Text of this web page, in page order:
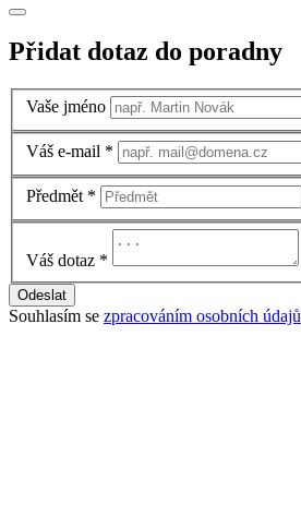
Přidat dotaz do poradny
Vaše jméno
Váš e-mail *
Předmět *
Váš dotaz *
Odeslat
Souhlasím se zpracováním osobních údajů